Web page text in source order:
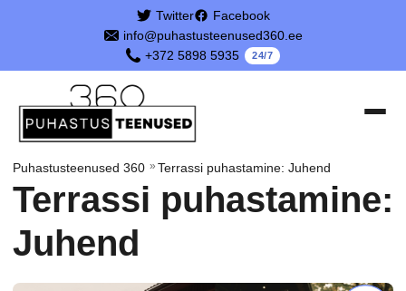
info@puhastusteenused360.ee
+372 5898 5935
24/7
Twitter Facebook
Puhastusteenused 360 » Terrassi puhastamine: Juhend
Terrassi puhastamine:
Juhend